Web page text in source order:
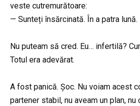
veste cutremurătoare:
— Sunteți însărcinată. În a patra lună.
Nu puteam să cred. Eu… infertilă?
Totul era adevărat.
A fost panică. Șoc. Nu voiam acest
partener stabil, nu aveam un plan,